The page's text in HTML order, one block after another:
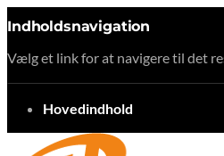
Indholdsnavigation
Vælg et link for at navigere til det
gå til
Hovedindhold